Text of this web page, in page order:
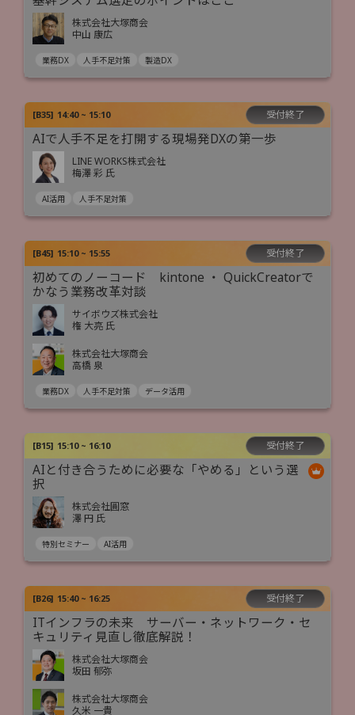
株式会社大塚商会
中山 康広
業務DX 人手不足対策 製造DX
[B35] 14:40 ~ 15:10 受付終了
AIで人手不足を打開する現場発DXの第一歩
LINE WORKS株式会社
梅澤 彩 氏
AI活用 人手不足対策
[B45] 15:10 ~ 15:55 受付終了
初めてのノーコード kintone ・ QuickCreatorで
かなう業務改革対談
サイボウズ株式会社
権 大亮 氏
株式会社大塚商会
高橋 泉
業務DX 人手不足対策 データ活用
[B15] 15:10 ~ 16:10 受付終了
AIと付き合うために必要な「やめる」という選
択
株式会社圓窓
澤 円 氏
特別セミナー AI活用
[B26] 15:40 ~ 16:25 受付終了
ITインフラの未来 サーバー・ネットワーク・セ
キュリティ見直し徹底解説！
株式会社大塚商会
坂田 郁弥
株式会社大塚商会
久米 一貴